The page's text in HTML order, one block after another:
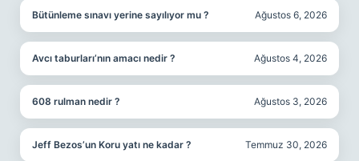
Bütünleme sınavı yerine sayılıyor mu ? Ağustos 6, 2026
Avcı taburları’nın amacı nedir ? Ağustos 4, 2026
608 rulman nedir ? Ağustos 3, 2026
Jeff Bezos’un Koru yatı ne kadar ? Temmuz 30, 2026